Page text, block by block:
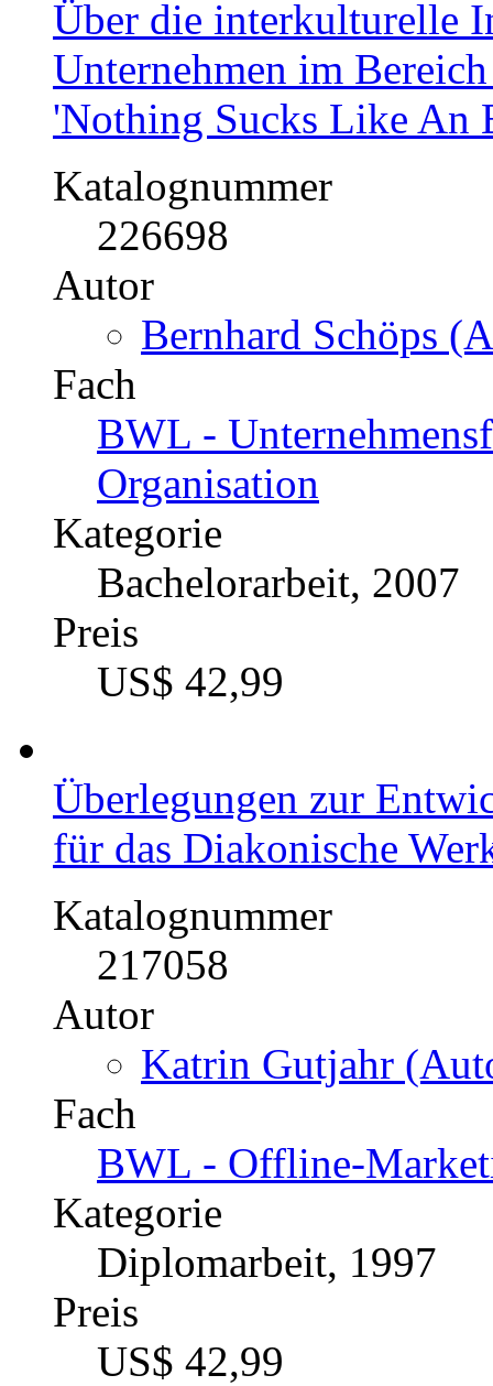
Über die interkulturelle
Unternehmen im
'Nothing Sucks Like An
Katalognummer
226698
Autor
Bernhard Schöps
Fach
BWL -
Organisation
Kategorie
Bachelorarbeit, 2007
Preis
US$ 42,99
Überlegungen zur
für das Diakonische
Katalognummer
217058
Autor
Katrin Gutjahr
Fach
BWL - Offline-
Kategorie
Diplomarbeit, 1997
Preis
US$ 42,99